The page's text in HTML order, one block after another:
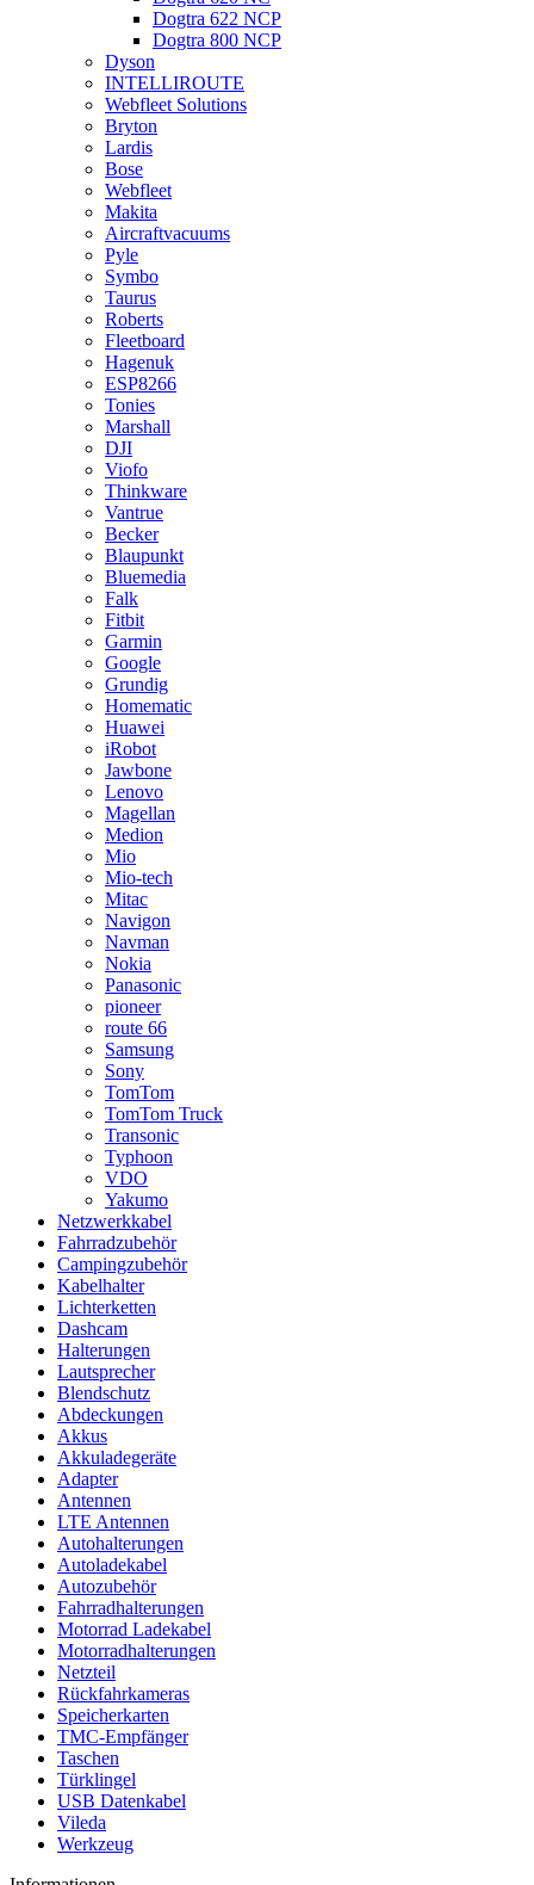
Dogtra 622 NCP
Dogtra 800 NCP
Dyson
INTELLIROUTE
Webfleet Solutions
Bryton
Lardis
Bose
Webfleet
Makita
Aircraftvacuums
Pyle
Symbo
Taurus
Roberts
Fleetboard
Hagenuk
ESP8266
Tonies
Marshall
DJI
Viofo
Thinkware
Vantrue
Becker
Blaupunkt
Bluemedia
Falk
Fitbit
Garmin
Google
Grundig
Homematic
Huawei
iRobot
Jawbone
Lenovo
Magellan
Medion
Mio
Mio-tech
Mitac
Navigon
Navman
Nokia
Panasonic
pioneer
route 66
Samsung
Sony
TomTom
TomTom Truck
Transonic
Typhoon
VDO
Yakumo
Netzwerkkabel
Fahrradzubehör
Campingzubehör
Kabelhalter
Lichterketten
Dashcam
Halterungen
Lautsprecher
Blendschutz
Abdeckungen
Akkus
Akkuladegeräte
Adapter
Antennen
LTE Antennen
Autohalterungen
Autoladekabel
Autozubehör
Fahrradhalterungen
Motorrad Ladekabel
Motorradhalterungen
Netzteil
Rückfahrkameras
Speicherkarten
TMC-Empfänger
Taschen
Türklingel
USB Datenkabel
Vileda
Werkzeug